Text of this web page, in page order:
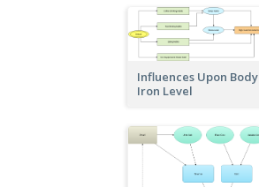
Influences Upon Body
Iron Level